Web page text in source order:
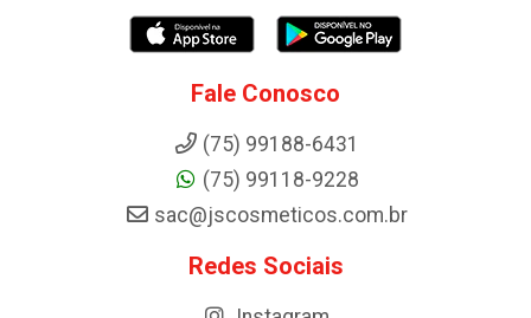
Fale Conosco
(75) 99188-6431
(75) 99118-9228
sac@jscosmeticos.com.br
Redes Sociais